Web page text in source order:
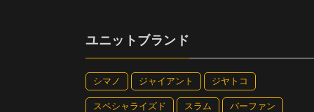
ユニットブランド
シマノ ジャイアント ジヤトコ
スペシャライズド スラム バーファン